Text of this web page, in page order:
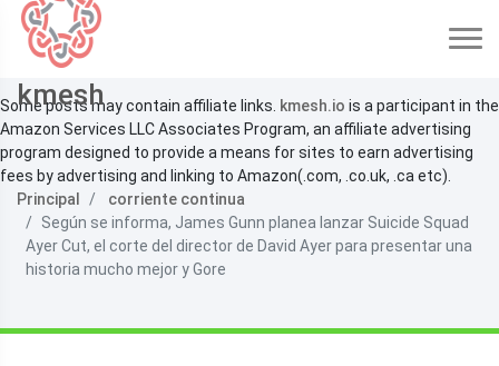
kmesh
Some posts may contain affiliate links. kmesh.io is a participant in the
Amazon Services LLC Associates Program, an affiliate advertising
program designed to provide a means for sites to earn advertising
fees by advertising and linking to Amazon(.com, .co.uk, .ca etc).
Principal
corriente continua
Según se informa, James Gunn planea lanzar Suicide Squad
Ayer Cut, el corte del director de David Ayer para presentar una
historia mucho mejor y Gore